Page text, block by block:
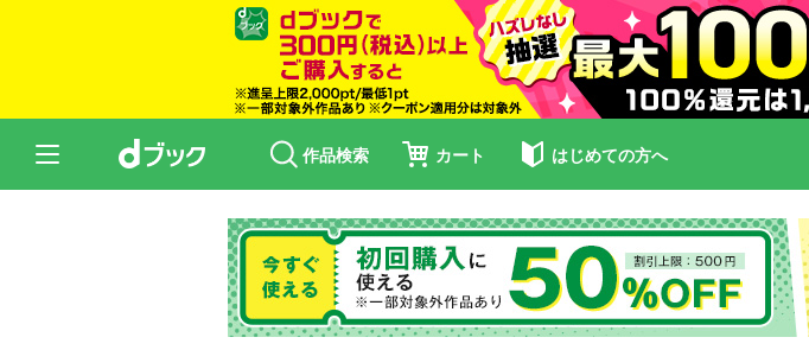
作品検索 カート はじめての方へ